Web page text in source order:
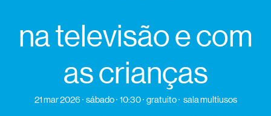
na televisão e com
as crianças
21 mar 2026 sábado 10:30 gratuito sala multiusos